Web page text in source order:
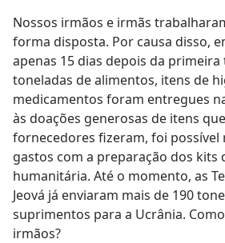
Nossos irmãos e irmãs
forma disposta. Por causa disso,
apenas 15 dias depois da
toneladas de alimentos, itens de
medicamentos foram entregues
às doações generosas de itens
fornecedores fizeram, foi possível
gastos com a preparação dos kits
humanitária. Até o momento, as
Jeová já enviaram mais de 190
suprimentos para a Ucrânia.
irmãos?